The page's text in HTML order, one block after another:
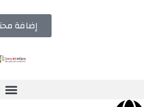
إضافة